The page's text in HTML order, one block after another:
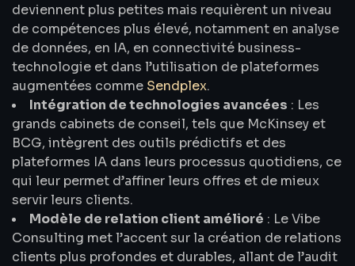
deviennent plus petites mais requièrent un niveau
de compétences plus élevé, notamment en analyse
de données, en IA, en connectivité business-
technologie et dans l’utilisation de plateformes
augmentées comme Sendplex.
Intégration de technologies avancées : Les
grands cabinets de conseil, tels que McKinsey et
BCG, intègrent des outils prédictifs et des
plateformes IA dans leurs processus quotidiens, ce
qui leur permet d’affiner leurs offres et de mieux
servir leurs clients.
Modèle de relation client amélioré : Le Vibe
Consulting met l’accent sur la création de relations
clients plus profondes et durables, allant de l’audit